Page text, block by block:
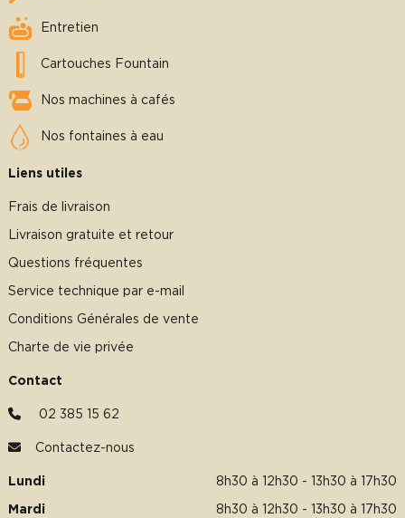
Entretien
Cartouches Fountain
Nos machines à cafés
Nos fontaines à eau
Liens utiles
Frais de livraison
Livraison gratuite et retour
Questions fréquentes
Service technique par e-mail
Conditions Générales de vente
Charte de vie privée
Contact
02 385 15 62
Contactez-nous
Lundi 8h30 à 12h30 - 13h30 à 17h30
Mardi 8h30 à 12h30 - 13h30 à 17h30